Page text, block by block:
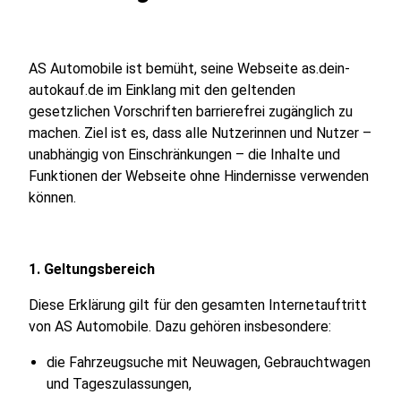
AS Automobile ist bemüht, seine Webseite as.dein-
autokauf.de im Einklang mit den geltenden
gesetzlichen Vorschriften barrierefrei zugänglich zu
machen. Ziel ist es, dass alle Nutzerinnen und Nutzer –
unabhängig von Einschränkungen – die Inhalte und
Funktionen der Webseite ohne Hindernisse verwenden
können.
1. Geltungsbereich
Diese Erklärung gilt für den gesamten Internetauftritt
von AS Automobile. Dazu gehören insbesondere:
die Fahrzeugsuche mit Neuwagen, Gebrauchtwagen
und Tageszulassungen,